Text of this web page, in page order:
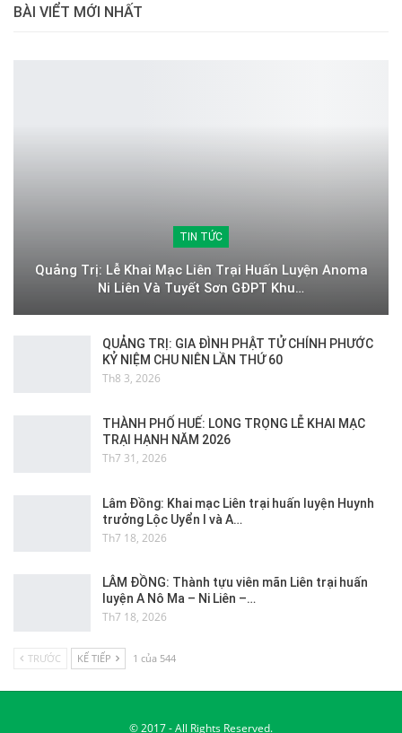
BÀI VIỂT MỚI NHẤT
TIN TỨC
Quảng Trị: Lễ Khai Mạc Liên Trại Huấn Luyện Anoma
Ni Liên Và Tuyết Sơn GĐPT Khu…
QUẢNG TRỊ: GIA ĐÌNH PHẬT TỬ CHÍNH PHƯỚC
KỶ NIỆM CHU NIÊN LẦN THỨ 60
Th8 3, 2026
THÀNH PHỐ HUẾ: LONG TRỌNG LỄ KHAI MẠC
TRẠI HẠNH NĂM 2026
Th7 31, 2026
Lâm Đồng: Khai mạc Liên trại huấn luyện Huynh
trưởng Lộc Uyển I và A…
Th7 18, 2026
LÂM ĐỒNG: Thành tựu viên mãn Liên trại huấn
luyện A Nô Ma – Ni Liên –…
Th7 18, 2026
TRƯỚC KẾ TIẾP 1 của 544
© 2017 - All Rights Reserved.